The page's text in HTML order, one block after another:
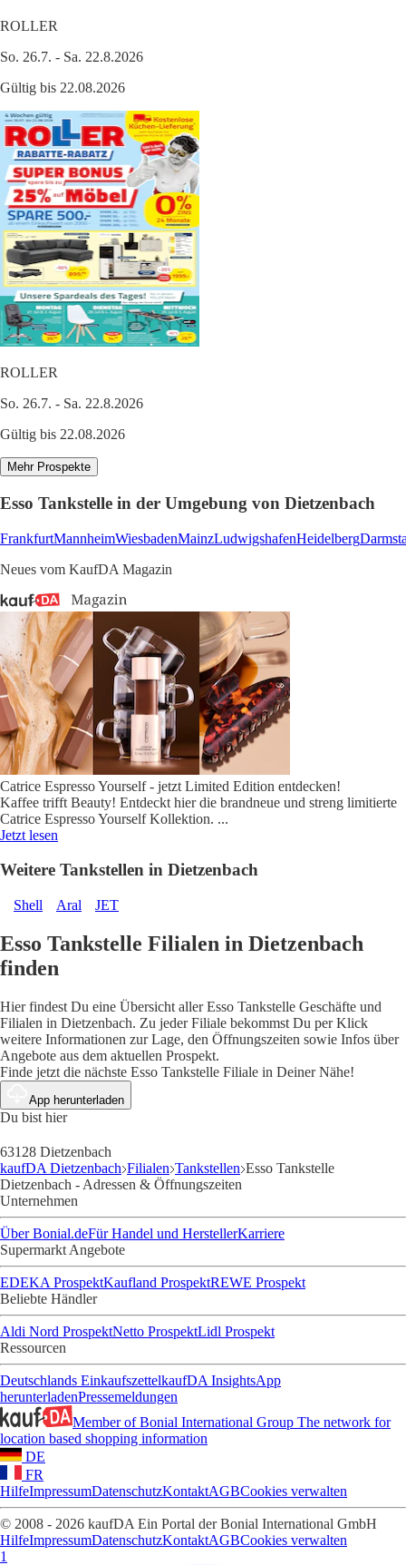
ROLLER
So. 26.7. - Sa. 22.8.2026
Gültig bis 22.08.2026
ROLLER
So. 26.7. - Sa. 22.8.2026
Gültig bis 22.08.2026
Mehr Prospekte
Esso Tankstelle in der Umgebung von Dietzenbach
FrankfurtMannheimWiesbadenMainzLudwigshafenHeidelberg
Neues vom KaufDA Magazin
Catrice Espresso Yourself - jetzt Limited Edition entdecken!
Kaffee trifft Beauty! Entdeckt hier die brandneue und streng limitierte
Catrice Espresso Yourself Kollektion. ...
Jetzt lesen
Weitere Tankstellen in Dietzenbach
Shell Aral JET
Esso Tankstelle Filialen in Dietzenbach
finden
Hier findest Du eine Übersicht aller Esso Tankstelle Geschäfte und
Filialen in Dietzenbach. Zu jeder Filiale bekommst Du per Klick
weitere Informationen zur Lage, den Öffnungszeiten sowie Infos über
Angebote aus dem aktuellen Prospekt.
Finde jetzt die nächste Esso Tankstelle Filiale in Deiner Nähe!
App herunterladen
Du bist hier
63128 Dietzenbach
kaufDA Dietzenbach Filialen Tankstellen Esso Tankstelle
Dietzenbach - Adressen & Öffnungszeiten
Unternehmen
Über Bonial.deFür Handel und HerstellerKarriere
Supermarkt Angebote
EDEKA ProspektKaufland ProspektREWE Prospekt
Beliebte Händler
Aldi Nord ProspektNetto ProspektLidl Prospekt
Ressourcen
Deutschlands EinkaufszettelkaufDA InsightsApp
herunterladenPressemeldungen
Member of Bonial International Group The network for
location based shopping information
DE
FR
HilfeImpressumDatenschutzKontaktAGBCookies verwalten
© 2008 - 2026 kaufDA Ein Portal der Bonial International GmbH
HilfeImpressumDatenschutzKontaktAGBCookies verwalten
1